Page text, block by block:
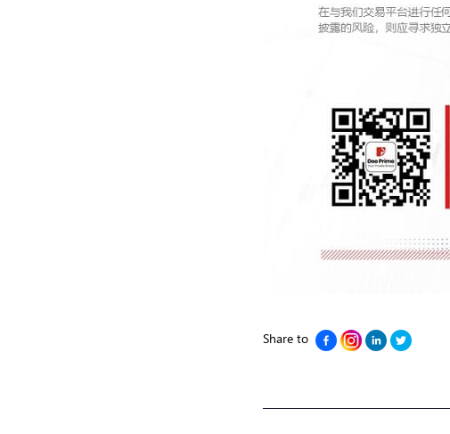
Share to